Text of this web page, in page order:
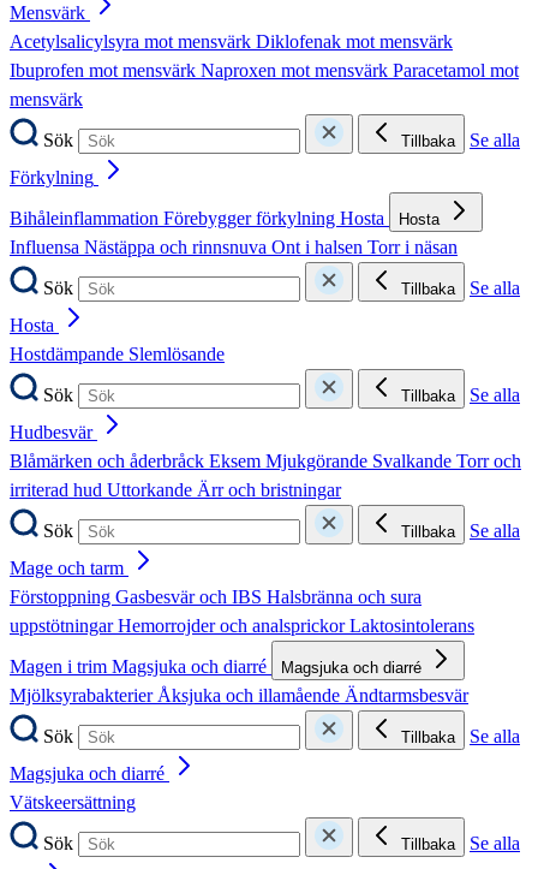
Mensvärk
Acetylsalicylsyra mot mensvärk Diklofenak mot mensvärk
Ibuprofen mot mensvärk Naproxen mot mensvärk Paracetamol mot
mensvärk
Sök
Tillbaka
Se alla
Förkylning
Bihåleinflammation Förebygger förkylning Hosta Hosta
Influensa Nästäppa och rinnsnuva Ont i halsen Torr i näsan
Sök
Tillbaka
Se alla
Hosta
Hostdämpande Slemlösande
Sök
Tillbaka
Se alla
Hudbesvär
Blåmärken och åderbråck Eksem Mjukgörande Svalkande Torr och
irriterad hud Uttorkande Ärr och bristningar
Sök
Tillbaka
Se alla
Mage och tarm
Förstoppning Gasbesvär och IBS Halsbränna och sura
uppstötningarHemorrojder och analsprickorLaktosintolerans
Magen i trim Magsjuka och diarré Magsjuka och diarré
MjölksyrabakterierÅksjuka och illamående Ändtarmsbesvär
Sök
Tillbaka
Se alla
Magsjuka och diarré
Vätskeersättning
Sök
Tillbaka
Se alla